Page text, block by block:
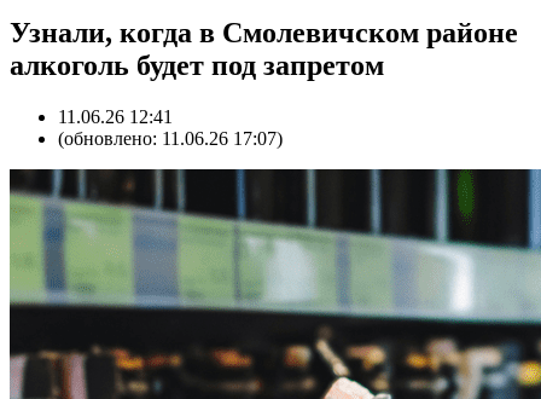
Узнали, когда в Смолевичском районе
алкоголь будет под запретом
11.06.26 12:41
(обновлено: 11.06.26 17:07)